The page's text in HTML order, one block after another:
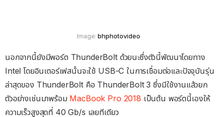
Image: bhphotovideo
นอกจากนี้ยังมีพอร์ต ThunderBolt ด้วยนะซึ่งตัวนี้พัฒนาโดยทาง
Intel โดยอินเตอร์เฟสนั้นจะใช้ USB-C ในการเชื่อมต่อและปัจจุบันรุ่น
ล่าสุดของ ThunderBolt คือ ThunderBolt 3 ซึ่งมีใช้งานแล้วยก
ตัวอย่างเช่นมาพร้อม MacBook Pro 2018 เป็นต้น พอร์ตนี้เองให้
ความเร็วสูงสุดที่ 40 Gb/s เลยทีเดียว